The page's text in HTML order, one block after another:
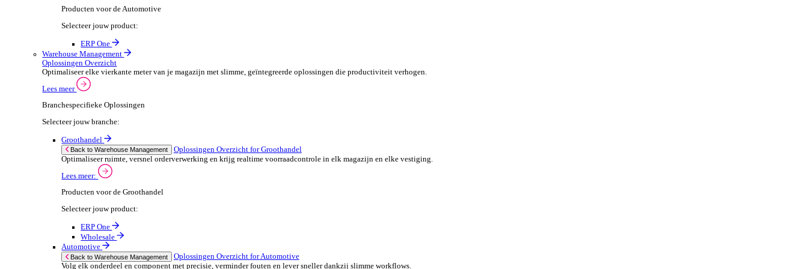
Wholesale
Automotive
Back to POS Oplossingen
Beheer complexe productassortimenten en houd klanten in beweging met snelle, nauwkeurige en flexibele POS-oplossingen — speciaal ontwikkeld voor de aftermarket.
Lees meer:
POS Producten voor de Automotive
Selecteer jouw product:
ERP One
Dimasys
Financiële Administratie
Financieel overzicht is cruciaal voor het succes van je bedrijf.
Branchespecifieke Oplossingen
Selecteer jouw branche: